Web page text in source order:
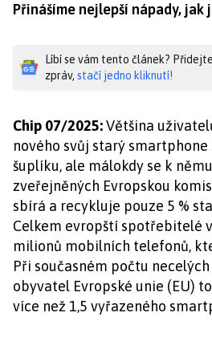
Přinášíme nejlepší nápady, jak
Líbí se vám tento článek?
zpráv, stačí jedno kliknutí!
Chip 07/2025:Většina
nového svůj starý
šuplíku, ale málokdy se k
zveřejněných Evropskou
sbírá a recykluje pouze 5 %
Celkem evropští spotřebitelé
milionů mobilních telefonů,
Při současném počtu
obyvatel Evropské unie (EU)
více než 1,5 vyřazeného